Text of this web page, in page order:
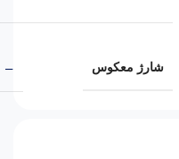
شارژ معکوس –